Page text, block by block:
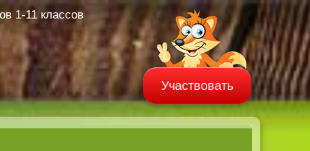
1-11 классов
Участвовать